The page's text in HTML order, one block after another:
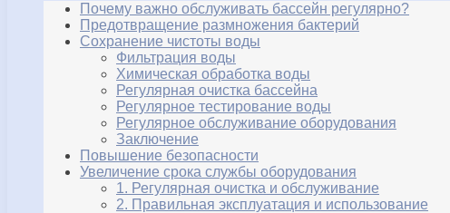
Почему важно обслуживать бассейн регулярно?
Предотвращение размножения бактерий
Сохранение чистоты воды
Фильтрация воды
Химическая обработка воды
Регулярная очистка бассейна
Регулярное тестирование воды
Регулярное обслуживание оборудования
Заключение
Повышение безопасности
Увеличение срока службы оборудования
1. Регулярная очистка и обслуживание
2. Правильная эксплуатация и использование